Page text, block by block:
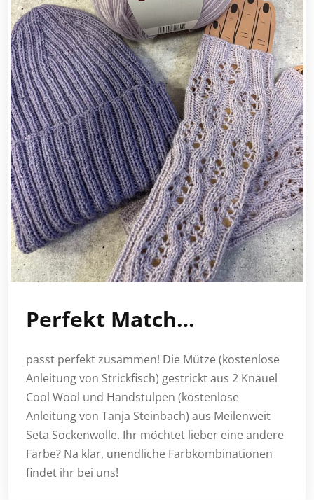
Perfekt Match…
passt perfekt zusammen! Die Mütze (kostenlose
Anleitung von Strickfisch) gestrickt aus 2 Knäuel
Cool Wool und Handstulpen (kostenlose
Anleitung von Tanja Steinbach) aus Meilenweit
Seta Sockenwolle. Ihr möchtet lieber eine andere
Farbe? Na klar, unendliche Farbkombinationen
findet ihr bei uns!